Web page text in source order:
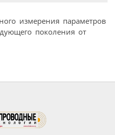
измерения параметров
поколения от